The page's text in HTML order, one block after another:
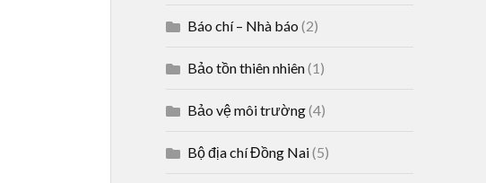
Báo chí – Nhà báo (2)
Bảo tồn thiên nhiên(1)
Bảo vệ môi trường(4)
Bộ địa chí Đồng Nai(5)